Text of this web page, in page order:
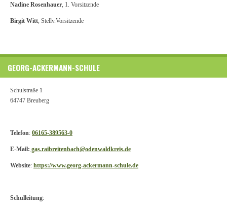
Nadine Rosenhauer , 1. Vorsitzende
Birgit Witt , Stellv.Vorsitzende
GEORG-ACKERMANN-SCHULE
Schulstraße 1
64747 Breuberg
Telefon: 06165-389563-0
E-Mail: gas.raibreitenbach@odenwaldkreis.de
Website: https://www.georg-ackermann-schule.de
Schulleitung: